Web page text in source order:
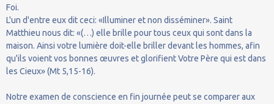
Foi.
L'un d'entre eux dit ceci: «Illuminer et non disséminer». Saint
Matthieu nous dit: «(…) elle brille pour tous ceux qui sont dans la
maison. Ainsi votre lumière doit-elle briller devant les hommes, afin
qu'ils voient vos bonnes œuvres et glorifient Votre Père qui est dans
les Cieux» (Mt 5,15-16).
Notre examen de conscience en fin journée peut se comparer aux